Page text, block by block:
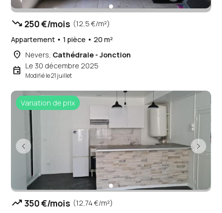
trending_down 250 €/mois (12,5 €/m²)
Appartement • 1 pièce • 20 m²
place Nevers, Cathédrale - Jonction
event Le 30 décembre 2025
Modifié le 21 juillet
Variation de prix
trending_up350 €/mois (12,74 €/m²)